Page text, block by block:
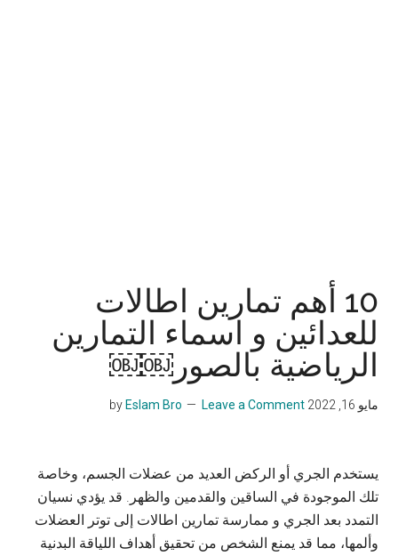
10 أهم تمارين اطالات
للعدائين و اسماء التمارين
الرياضية بالصور￼￼
مايو 16, 2022 by
Eslam Bro Leave a Comment
يستخدم الجري أو الركض العديد من عضلات الجسم، وخاصة
تلك الموجودة في الساقين والقدمين والظهر. قد يؤدي نسيان
التمدد بعد الجري و ممارسة تمارين اطالات إلى توتر العضلات
وألمها، مما قد يمنع الشخص من تحقيق أهداف اللياقة البدنية